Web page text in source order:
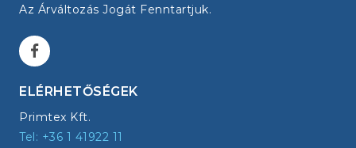
Az Árváltozás Jogát Fenntartjuk.
ELÉRHETŐSÉGEK
Primtex Kft.
Tel: +36 1 41922 11